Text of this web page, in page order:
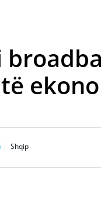
Shqip